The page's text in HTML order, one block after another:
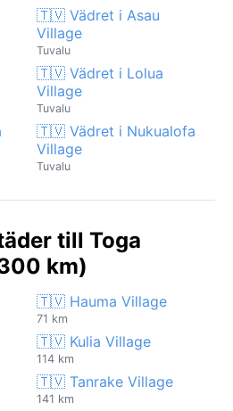
🇹🇻 Vädret i Asau
Village
Tuvalu
🇹🇻 Vädret i Lolua
Village
Tuvalu
🇹🇻 Vädret i Nukualofa
Village
Tuvalu
till Toga
km)
🇹🇻 Hauma Village
71 km
🇹🇻 Kulia Village
114 km
🇹🇻 Tanrake Village
141 km